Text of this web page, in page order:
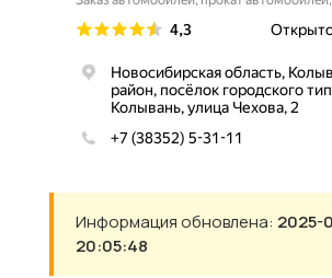
Информация обновлена: 2025-
20:05:48